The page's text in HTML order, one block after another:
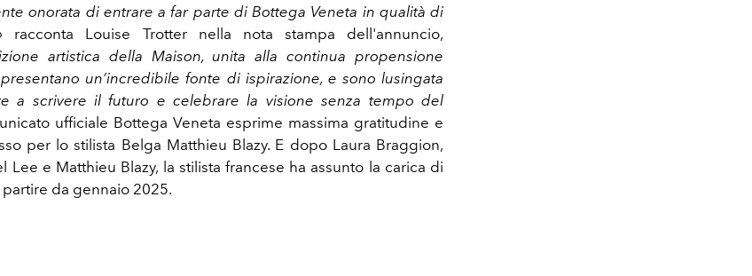
onorata di entrare a far parte di Bottega Veneta in qualità di
racconta Louise Trotter nella nota stampa dell'annuncio,
artistica della Maison, unita alla continua propensione
un’incredibile fonte di ispirazione, e sono lusingata
a scrivere il futuro e celebrare la visione senza tempo del
ufficiale Bottega Veneta esprime massima gratitudine e
per lo stilista Belga Matthieu Blazy. E dopo Laura Braggion,
Lee e Matthieu Blazy, la stilista francese ha assunto la carica di
da gennaio 2025.